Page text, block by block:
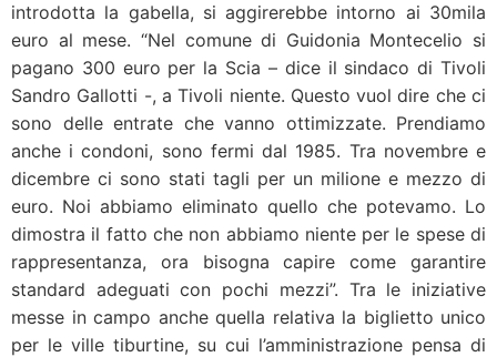
introdotta la gabella, si aggirerebbe intorno ai 30mila
euro al mese. “Nel comune di Guidonia Montecelio si
pagano 300 euro per la Scia – dice il sindaco di Tivoli
Sandro Gallotti -, a Tivoli niente. Questo vuol dire che ci
sono delle entrate che vanno ottimizzate. Prendiamo
anche i condoni, sono fermi dal 1985. Tra novembre e
dicembre ci sono stati tagli per un milione e mezzo di
euro. Noi abbiamo eliminato quello che potevamo. Lo
dimostra il fatto che non abbiamo niente per le spese di
rappresentanza, ora bisogna capire come garantire
standard adeguati con pochi mezzi”. Tra le iniziative
messe in campo anche quella relativa la biglietto unico
per le ville tiburtine, su cui l’amministrazione pensa di